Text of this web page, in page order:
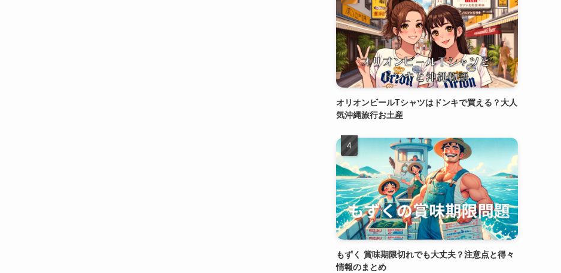
オリオンビールTシャツはドンキで買える？大人
気沖縄旅行お土産
もずく 賞味期限切れでも大丈夫？注意点と得々
情報のまとめ